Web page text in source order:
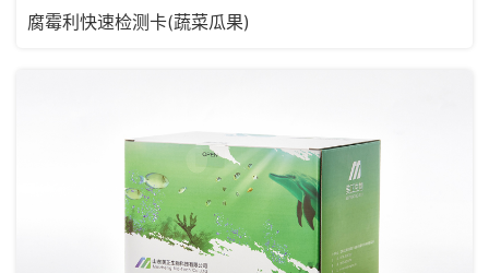
腐霉利快速检测卡(蔬菜瓜果)